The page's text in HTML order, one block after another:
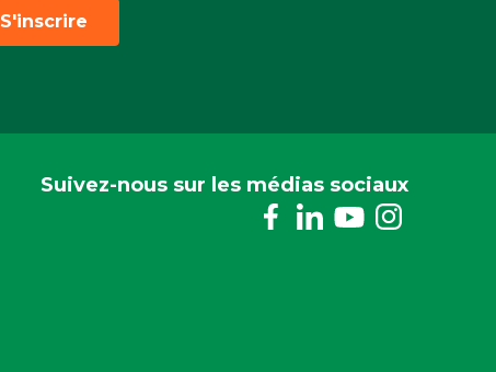
S'inscrire
Suivez-nous sur les médias sociaux